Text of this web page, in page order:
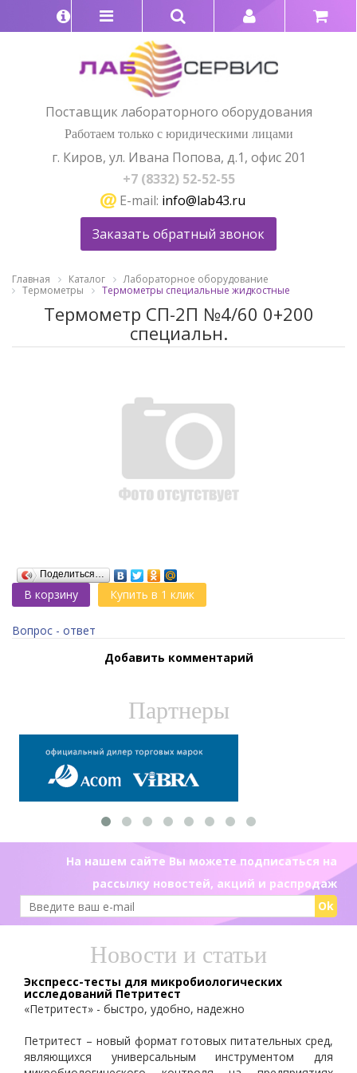
Поставщик лабораторного оборудования
Работаем только с юридическими лицами
г. Киров, ул. Ивана Попова, д.1, офис 201
+7 (8332) 52-52-55
E-mail: info@lab43.ru
Заказать обратный звонок
Главная Каталог
Лабораторное оборудование
Термометры
Термометры специальные жидкостные
Термометр СП-2П №4/60 0+200
специальн.
Поделиться…
В корзину Купить в 1 клик
Вопрос - ответ
Добавить комментарий
Партнеры
На нашем сайте Вы можете подписаться на
рассылку новостей, акций и распродаж
Ok
Новости и статьи
Экспресс-тесты для микробиологических
исследований Петритест
«Петритест» - быстро, удобно, надежно
Петритест – новый формат готовых питательных сред,
являющихся универсальным инструментом для